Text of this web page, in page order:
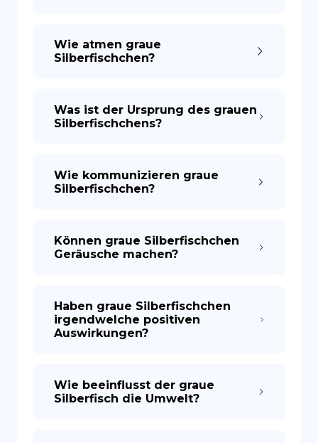
Wie atmen graue
Silberfischchen?
Was ist der Ursprung des grauen
Silberfischchens?
Wie kommunizieren graue
Silberfischchen?
Können graue Silberfischchen
Geräusche machen?
Haben graue Silberfischchen
irgendwelche positiven
Auswirkungen?
Wie beeinflusst der graue
Silberfisch die Umwelt?